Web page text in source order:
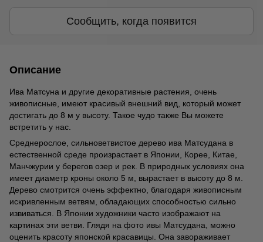
Сообщить, когда появится
Описание
Ива Матсуна и другие декоративные растения, очень
живописные, имеют красивый внешний вид, который может
достигать до 8 м у высоту. Такое чудо также Вы можете
встретить у нас.
Среднерослое, сильноветвистое дерево ива Матсудана в
естественной среде произрастает в Японии, Корее, Китае,
Манчжурии у берегов озер и рек. В природных условиях она
имеет диаметр кроны около 5 м, вырастает в высоту до 8 м.
Дерево смотрится очень эффектно, благодаря живописным
искривленным ветвям, обладающих способностью сильно
извиваться. В Японии художники часто изображают на
картинах эти ветви. Глядя на фото ивы Матсудана, можно
оценить красоту японской красавицы. Она завораживает